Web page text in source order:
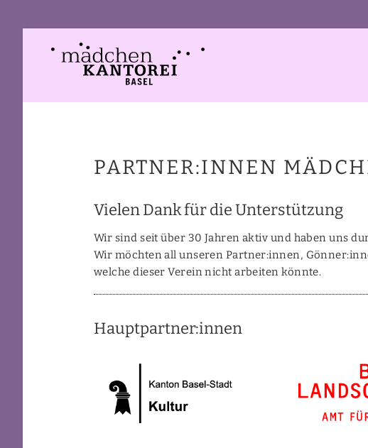
PARTNER:INNEN
Vielen Dank für die Unterstützung
Wir sind seit über 30 Jahren aktiv und haben uns
Wir möchten all unseren Partner:innen,
welche dieser Verein nicht arbeiten könnte.
Hauptpartner:innen